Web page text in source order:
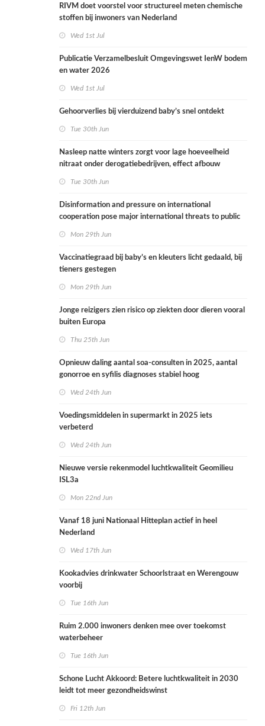
RIVM doet voorstel voor structureel meten chemische
stoffen bij inwoners van Nederland
Wed 1st Jul
Publicatie Verzamelbesluit Omgevingswet IenW bodem
en water 2026
Wed 1st Jul
Gehoorverlies bij vierduizend baby’s snel ontdekt
Tue 30th Jun
Nasleep natte winters zorgt voor lage hoeveelheid
nitraat onder derogatiebedrijven, effect afbouw
Tue 30th Jun
Disinformation and pressure on international
cooperation pose major international threats to public
Mon 29th Jun
Vaccinatiegraad bij baby’s en kleuters licht gedaald, bij
tieners gestegen
Mon 29th Jun
Jonge reizigers zien risico op ziekten door dieren vooral
buiten Europa
Thu 25th Jun
Opnieuw daling aantal soa-consulten in 2025, aantal
gonorroe en syfilis diagnoses stabiel hoog
Wed 24th Jun
Voedingsmiddelen in supermarkt in 2025 iets
verbeterd
Wed 24th Jun
Nieuwe versie rekenmodel luchtkwaliteit Geomilieu
ISL3a
Mon 22nd Jun
Vanaf 18 juni Nationaal Hitteplan actief in heel
Nederland
Wed 17th Jun
Kookadvies drinkwater Schoorlstraat en Werengouw
voorbij
Tue 16th Jun
Ruim 2.000 inwoners denken mee over toekomst
waterbeheer
Tue 16th Jun
Schone Lucht Akkoord: Betere luchtkwaliteit in 2030
leidt tot meer gezondheidswinst
Fri 12th Jun